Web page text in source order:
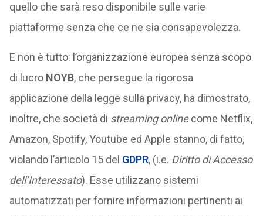
quello che sarà reso disponibile sulle varie
piattaforme senza che ce ne sia consapevolezza.
E non è tutto: l’organizzazione europea senza scopo
di lucro NOYB, che persegue la rigorosa
applicazione della legge sulla privacy, ha dimostrato,
inoltre, che società di streaming onlinecome Netflix,
Amazon, Spotify, Youtube ed Apple stanno, di fatto,
violando l’articolo 15 del GDPR, (i.e. Diritto di Accesso
dell’Interessato). Esse utilizzano sistemi
automatizzati per fornire informazioni pertinenti ai